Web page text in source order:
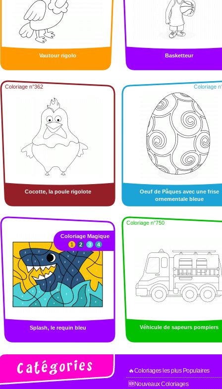
Vautour rigolo Basketteur
Coloriage n°362
Cocotte, la poule rigolote
Coloriage
Oeuf de Pâques avec une frise
ornementale bleue
Splash, le requin bleu
Coloriage Magique
1
2 3 4
Coloriage n°750
Véhicule de sapeurs pompiers
🔥Coloriages les plus Populaires
🆕Nouveaux Coloriages